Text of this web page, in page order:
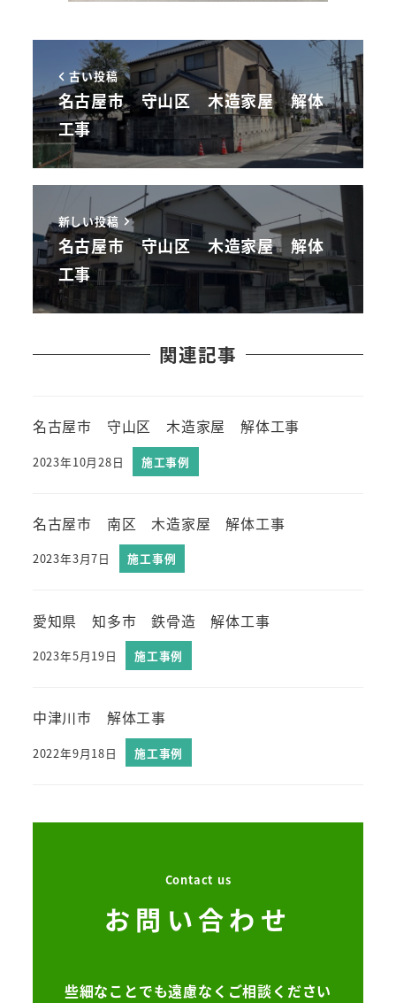
古い投稿
名古屋市 守山区 木造家屋 解体
工事
新しい投稿
名古屋市 守山区 木造家屋 解体
工事
関連記事
名古屋市 守山区 木造家屋 解体工事
2023年10月28日 施工事例
名古屋市 南区 木造家屋 解体工事
2023年3月7日 施工事例
愛知県 知多市 鉄骨造 解体工事
2023年5月19日 施工事例
中津川市 解体工事
2022年9月18日 施工事例
Contact us
お問い合わせ
些細なことでも遠慮なくご相談ください